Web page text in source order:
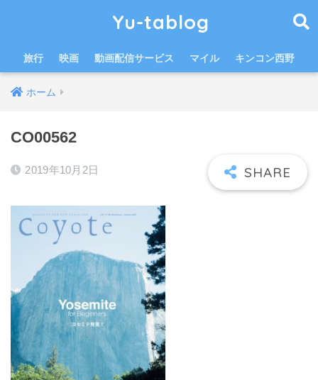
Yu-tablog
旅行 映画 動画配信サービス マイル キンコン西野
ホーム
CO00562
2019年10月2日